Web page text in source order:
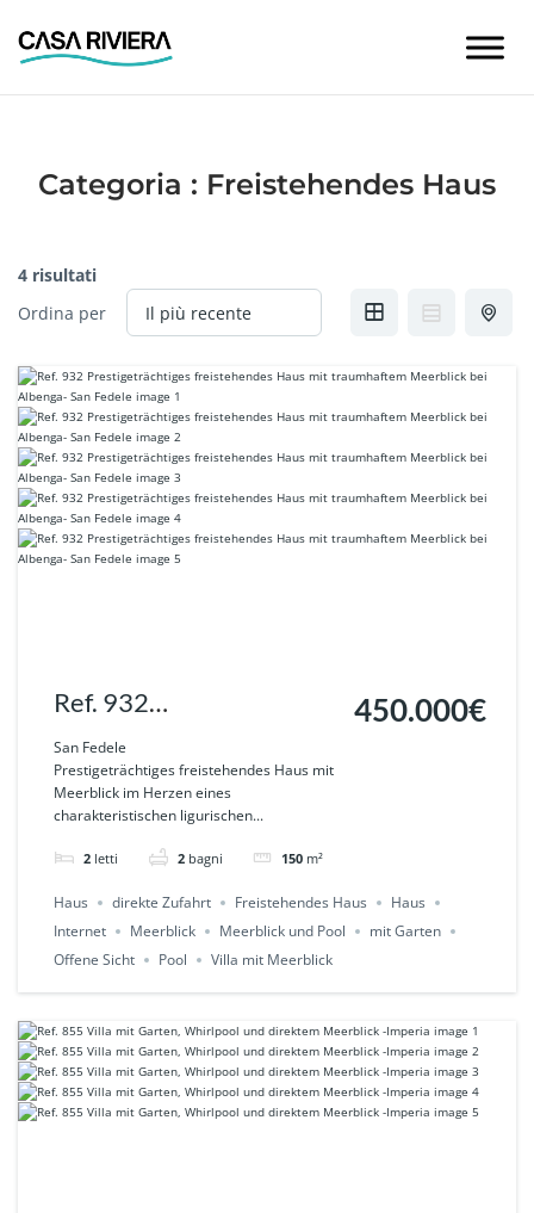
Categoria : Freistehendes Haus
4 risultati
Ordina per
Ref. 932
Prestigeträchtiges
freistehendes Haus mit
traumhaftem Meerblick
bei Albenga- San Fedele
San Fedele
Prestigeträchtiges freistehendes Haus mit
Meerblick im Herzen eines
charakteristischen ligurischen...
2 letti 2 bagni 150 m²
450.000€
Haus direkte Zufahrt Freistehendes Haus
Haus
Internet
Meerblick Meerblick und Pool
mit Garten
Offene Sicht
Pool Villa mit Meerblick